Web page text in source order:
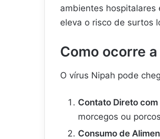
ambientes hospitalares
eleva o risco de surtos
Como ocorre
O vírus Nipah pode
Contato Direto com
morcegos ou
Consumo de